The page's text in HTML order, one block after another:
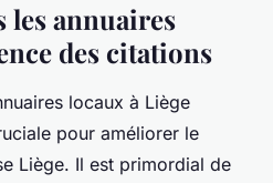
annuaires
des citations
locaux à Liège
pour améliorer le
Liège. Il est primordial de